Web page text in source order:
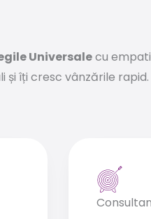
Universalecu
și îți cresc vânzările rapid.